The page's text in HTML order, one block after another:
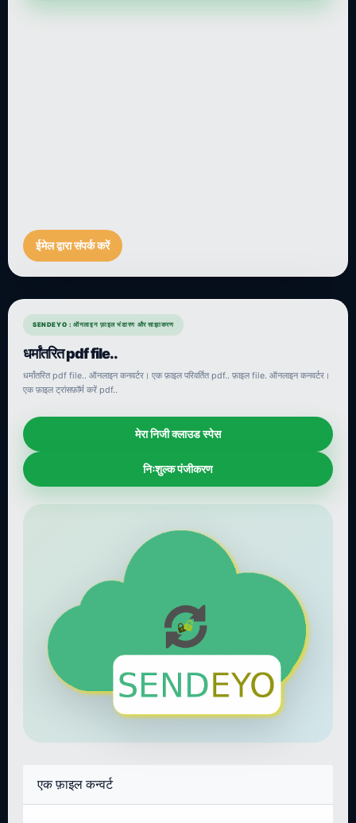
ईमेल द्वारा संपर्क करें
SENDEYO : ऑनलाइन फ़ाइल भंडारण और साझाकरण
धर्मांतरित pdf file..
धर्मांतरित pdf file.. ऑनलाइन कनवर्टर। एक फ़ाइल परिवर्तित pdf.. फ़ाइल file. ऑनलाइन कनवर्टर।
एक फ़ाइल ट्रांसफ़ॉर्म करें pdf..
मेरा निजी क्लाउड स्पेस
निःशुल्क पंजीकरण
एक फ़ाइल कन्वर्ट